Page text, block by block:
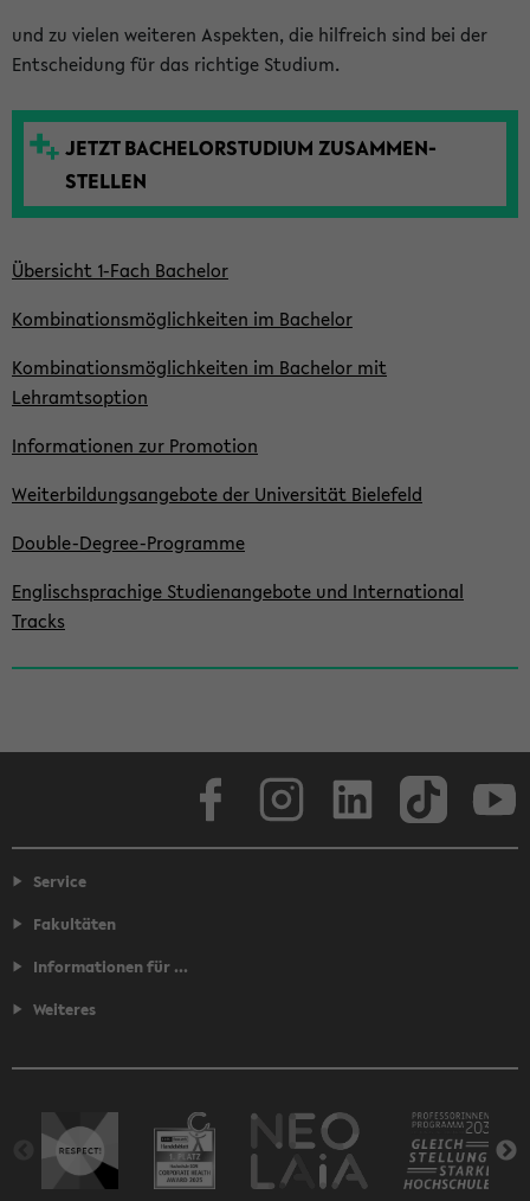
e
e
und zu vielen weiteren Aspekten, die hilfreich sind bei der
Entscheidung für das richtige Studium.
JETZT BACHELOR­STUDIUM ZUSAMMEN­
STELLEN
Übersicht 1-Fach Bachelor
Kombinationsmöglich­keiten im Bachelor
Kombinationsmöglich­keiten im Bachelor mit
Lehramtsoption
Informationen zur Promotion
Weiterbildungsangebote der Universität Bielefeld
Double-Degree-Programme
Englischsprachige Studienangebote und International
Tracks
Service
Fakultäten
Informationen für ...
Weiteres